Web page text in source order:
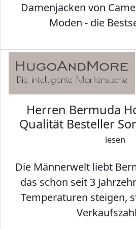
Damenjacken von
Moden - die
Herren Bermuda
Qualität Besteller
lesen
Die Männerwelt liebt
das schon seit 3
Temperaturen steigen,